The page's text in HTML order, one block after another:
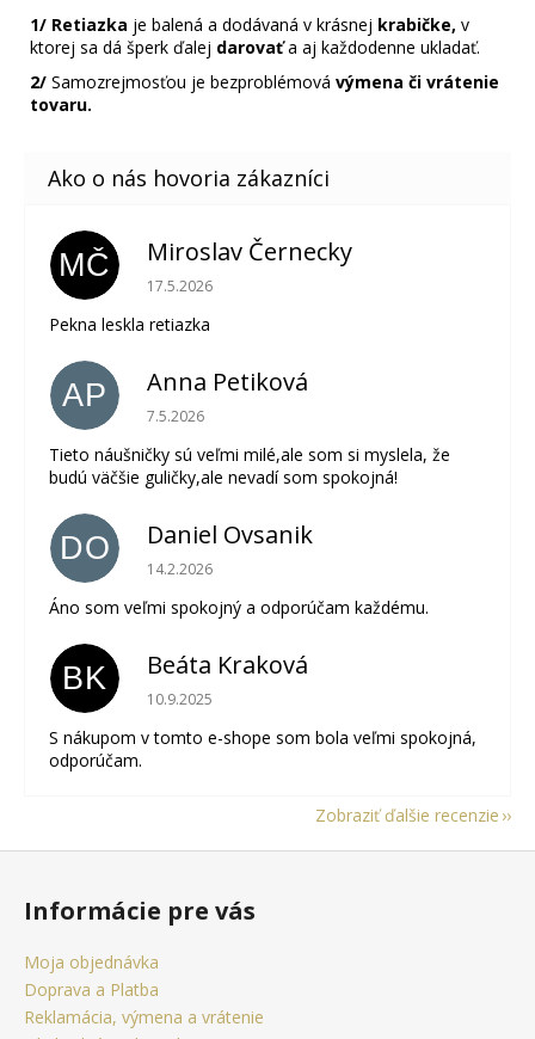
1/ Retiazka je balená a dodávaná v krásnej krabičke, v
ktorej sa dá šperk ďalej darovaťa aj každodenne ukladať.
2/ Samozrejmosťou je bezproblémová výmena či vrátenie
tovaru.
MČ Miroslav Černecky
Hodnotenie obchodu je 5 z 5 hviezdičiek.
17.5.2026
Pekna leskla retiazka
AP Anna Petiková
Hodnotenie obchodu je 5 z 5 hviezdičiek.
7.5.2026
Tieto náušničky sú veľmi milé,ale som si myslela, že
budú väčšie guličky,ale nevadí som spokojná!
DO Daniel Ovsanik
Hodnotenie obchodu je 5 z 5 hviezdičiek.
14.2.2026
Áno som veľmi spokojný a odporúčam každému.
BK Beáta Kraková
Hodnotenie obchodu je 5 z 5 hviezdičiek.
10.9.2025
S nákupom v tomto e-shope som bola veľmi spokojná,
odporúčam.
Zobraziť ďalšie recenzie
Informácie pre vás
Moja objednávka
Doprava a Platba
Reklamácia, výmena a vrátenie